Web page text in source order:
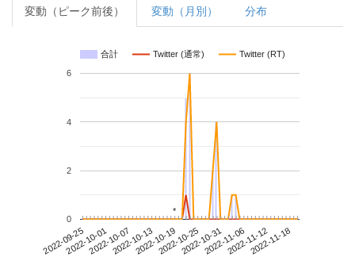
変動（ピーク前後） 変動（月別） 分布
合計 Twitter (通常) Twitter (RT)
2022-09-252022-10-012022-10-072022-10-132022-10-192022-10-252022-10-312022-11-062022-11-122022-11-18
0
2
4
6
**